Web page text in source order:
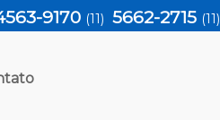
9170 (11) 5662-2715 (11)